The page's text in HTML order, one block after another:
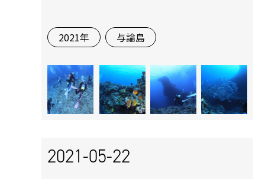
2021年 与論島
2021-05-22